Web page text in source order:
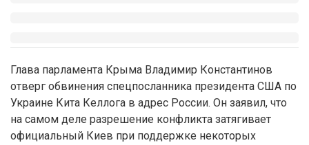
Глава парламента Крыма Владимир Константинов
отверг обвинения спецпосланника президента США по
Украине Кита Келлога в адрес России. Он заявил, что
на самом деле разрешение конфликта затягивает
официальный Киев при поддержке некоторых